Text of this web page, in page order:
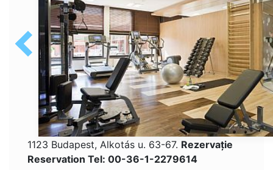
1123 Budapest, Alkotás u. 63-67. Rezervaţie
Reservation Tel: 00-36-1-2279614